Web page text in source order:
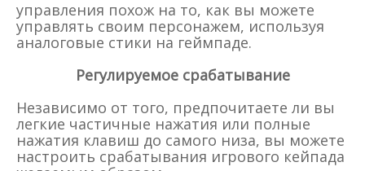
управления похож на то, как вы можете
управлять своим персонажем, используя
аналоговые стики на геймпаде.
Регулируемое срабатывание
Независимо от того, предпочитаете ли вы
легкие частичные нажатия или полные
нажатия клавиш до самого низа, вы можете
настроить срабатывания игрового кейпада